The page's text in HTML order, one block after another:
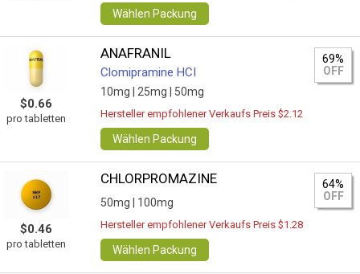
Wählen Packung
$0.66
pro tabletten
ANAFRANIL
Clomipramine HCI
10mg | 25mg | 50mg
69%
OFF
Hersteller empfohlener Verkaufs Preis $2.12
Wählen Packung
$0.46
pro tabletten
CHLORPROMAZINE
50mg | 100mg
64%
OFF
Hersteller empfohlener Verkaufs Preis $1.28
Wählen Packung